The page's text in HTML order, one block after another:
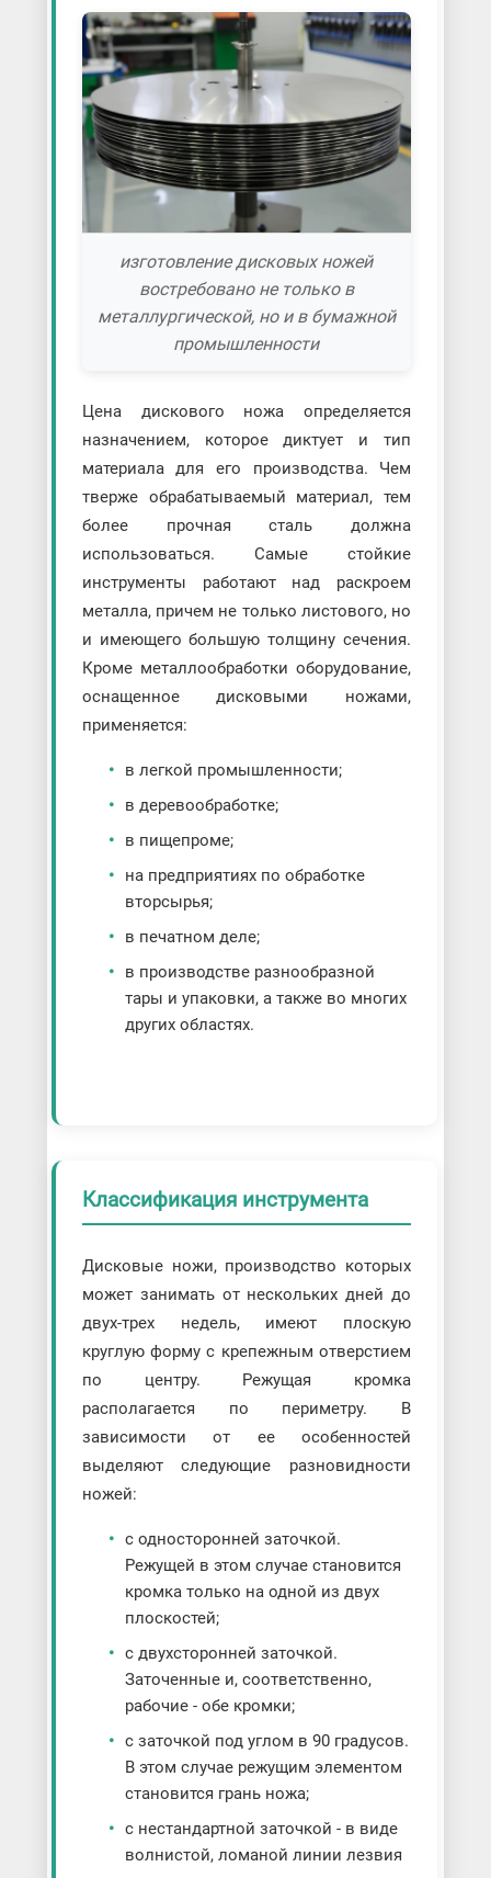
изготовление дисковых ножей
востребовано не только в
металлургической, но и в бумажной
промышленности
Цена дискового ножа определяется
назначением, которое диктует и тип
материала для его производства. Чем
тверже обрабатываемый материал, тем
более прочная сталь должна
использоваться. Самые стойкие
инструменты работают над раскроем
металла, причем не только листового, но
и имеющего большую толщину сечения.
Кроме металлообработки оборудование,
оснащенное дисковыми ножами,
применяется:
в легкой промышленности;
в деревообработке;
в пищепроме;
на предприятиях по обработке
вторсырья;
в печатном деле;
в производстве разнообразной
тары и упаковки, а также во многих
других областях.
Классификация инструмента
Дисковые ножи, производство которых
может занимать от нескольких дней до
двух-трех недель, имеют плоскую
круглую форму с крепежным отверстием
по центру. Режущая кромка
располагается по периметру. В
зависимости от ее особенностей
выделяют следующие разновидности
ножей:
с односторонней заточкой.
Режущей в этом случае становится
кромка только на одной из двух
плоскостей;
с двухсторонней заточкой.
Заточенные и, соответственно,
рабочие - обе кромки;
с заточкой под углом в 90 градусов.
В этом случае режущим элементом
становится грань ножа;
с нестандартной заточкой - в виде
волнистой, ломаной линии лезвия